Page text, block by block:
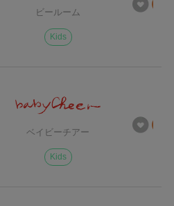
ビールーム
Kids
ベイビーチアー
Kids